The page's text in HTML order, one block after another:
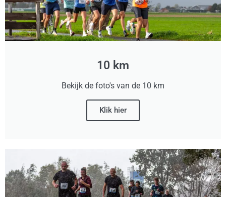
10 km
Bekijk de foto's van de 10 km
Klik hier